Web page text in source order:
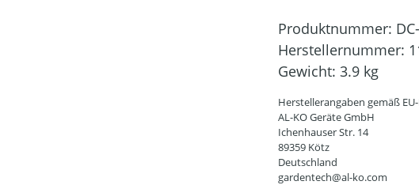
Produktnummer:
Herstellernummer:
Gewicht: 3.9 kg
Herstellerangaben gemäß
AL-KO Geräte GmbH
Ichenhauser Str. 14
89359 Kötz
Deutschland
gardentech@al-ko.com